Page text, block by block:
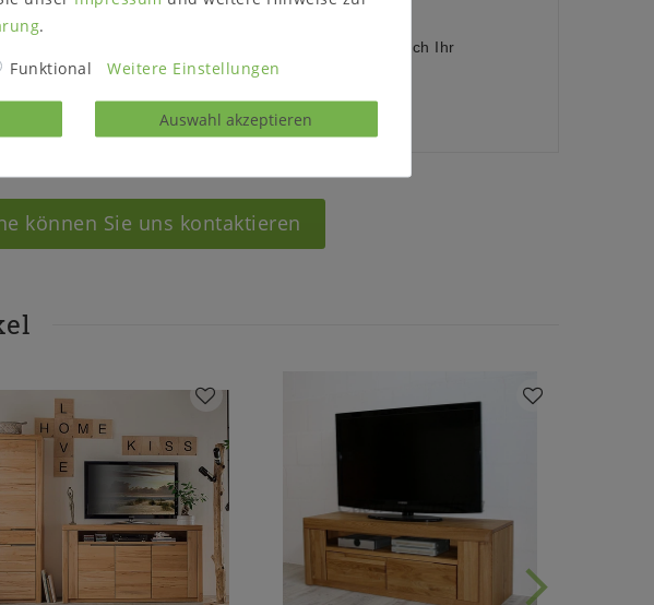
prüfen Sie vor dem Bestellen, ob das Möbelstück durch Ihr
passt.
können Sie uns kontaktieren
.
Funktional Weitere Einstellungen
Auswahl akzeptieren